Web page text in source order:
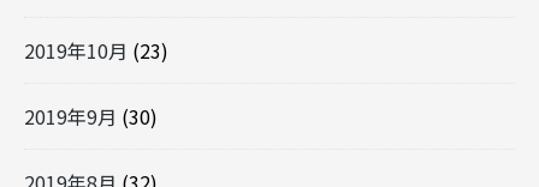
2019年10月 (23)
2019年9月 (30)